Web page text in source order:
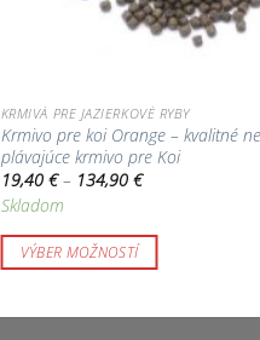
KRMIVÁ PRE JAZIERKOVÉ RYBY
Krmivo pre koi Orange – kvalitné
plávajúce krmivo pre Koi
19,40 € – 134,90 €Price
through
Skladom
VÝBER MOŽNOSTÍ